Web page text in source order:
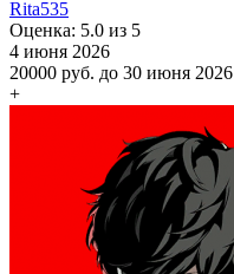
Rita535
Оценка: 5.0 из 5
4 июня 2026
20000 руб. до 30 июня 2026
+